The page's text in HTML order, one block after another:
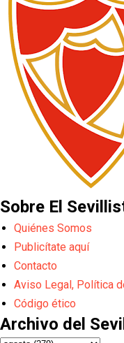
Sobre El
Quiénes Somos
Publicítate aquí
Contacto
Aviso Legal, Política
Código ético
Archivo del